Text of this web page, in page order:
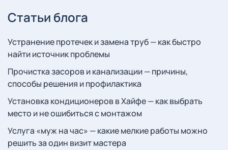
Статьи блога
Устранение протечек и замена труб — как быстро
найти источник проблемы
Прочистка засоров и канализации — причины,
способы решения и профилактика
Установка кондиционеров в Хайфе — как выбрать
место и не ошибиться с монтажом
Услуга «муж на час» — какие мелкие работы можно
решить за один визит мастера